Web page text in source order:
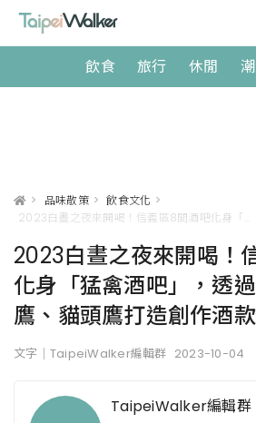
飲食 旅行 休閒
> 品味散策 > 飲食文化 >
2023白晝之夜來開喝！
化身「猛禽酒吧」，透
鷹、貓頭鷹打造創作酒款
文字｜TaipeiWalker編輯群 2023-10-04
TaipeiWalker編輯群